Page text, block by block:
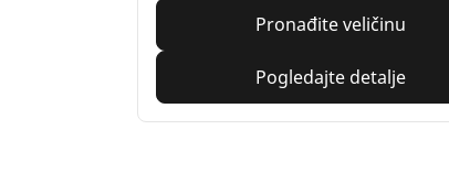
Pronađite veličinu
Pogledajte detalje